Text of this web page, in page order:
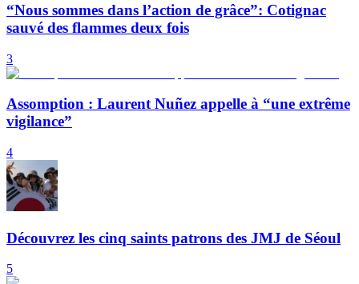
“Nous sommes dans l’action de grâce”: Cotignac
sauvé des flammes deux fois
3
Assomption : Laurent Nuñez appelle à “une extrême
vigilance”
4
Découvrez les cinq saints patrons des JMJ de Séoul
5